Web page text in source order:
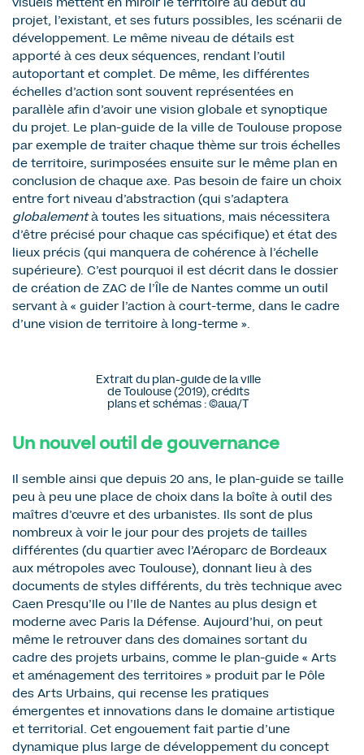
visuels mettent en miroir le territoire au début du
projet, l’existant, et ses futurs possibles, les scénarii de
développement. Le même niveau de détails est
apporté à ces deux séquences, rendant l’outil
autoportant et complet. De même, les différentes
échelles d’action sont souvent représentées en
parallèle afin d’avoir une vision globale et synoptique
du projet. Le plan-guide de la ville de Toulouse propose
par exemple de traiter chaque thème sur trois échelles
de territoire, surimposées ensuite sur le même plan en
conclusion de chaque axe. Pas besoin de faire un choix
entre fort niveau d’abstraction (qui s’adaptera
globalementà toutes les situations, mais nécessitera
d’être précisé pour chaque cas spécifique) et état des
lieux précis (qui manquera de cohérence à l’échelle
supérieure). C’est pourquoi il est décrit dans le dossier
de création de ZAC de l’Île de Nantes comme un outil
servant à « guider l’action à court-terme, dans le cadre
d’une vision de territoire à long-terme ».
Extrait du plan-guide de la ville
de Toulouse (2019), crédits
plans et schémas : ©aua/T
Un nouvel outil de gouvernance
Il semble ainsi que depuis 20 ans, le plan-guide se taille
peu à peu une place de choix dans la boîte à outil des
maîtres d’œuvre et des urbanistes. Ils sont de plus
nombreux à voir le jour pour des projets de tailles
différentes (du quartier avec l’Aéroparc de Bordeaux
aux métropoles avec Toulouse), donnant lieu à des
documents de styles différents, du très technique avec
Caen Presqu’Ile ou l’Ile de Nantes au plus design et
moderne avec Paris la Défense. Aujourd’hui, on peut
même le retrouver dans des domaines sortant du
cadre des projets urbains, comme le plan-guide « Arts
et aménagement des territoires » produit par le Pôle
des Arts Urbains, qui recense les pratiques
émergentes et innovations dans le domaine artistique
et territorial. Cet engouement fait partie d’une
dynamique plus large de développement du concept